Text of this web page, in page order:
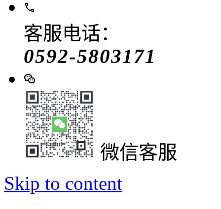
客服电话：
0592-5803171
微信客服
Skip to content